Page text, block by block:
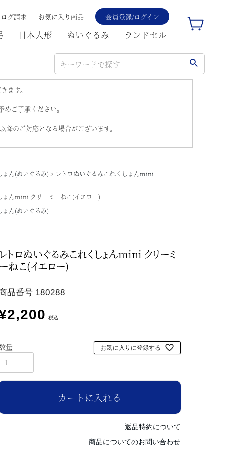
グ請求 お気に入り商品 会員登録/ログイン
日本人形 ぬいぐるみ ランドセル
ます。
ご了承ください。
のご対応となる場合がございます。
ょん(ぬいぐるみ)
レトロぬいぐるみこれくしょんmini
ょんmini クリーミーねこ(イエロー)
ょん(ぬいぐるみ)
レトロぬいぐるみこれくしょんmini クリーミ
ーねこ(イエロー)
品番号 180288
2,200 税込
お気に入りに登録する
カートに入れる
返品特約について
商品についてのお問い合わせ